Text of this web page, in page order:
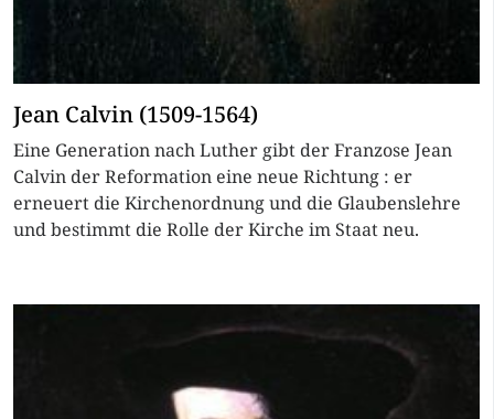
Jean Calvin (1509-1564)
Eine Generation nach Luther gibt der Franzose Jean
Calvin der Reformation eine neue Richtung : er
erneuert die Kirchenordnung und die Glaubenslehre
und bestimmt die Rolle der Kirche im Staat neu.